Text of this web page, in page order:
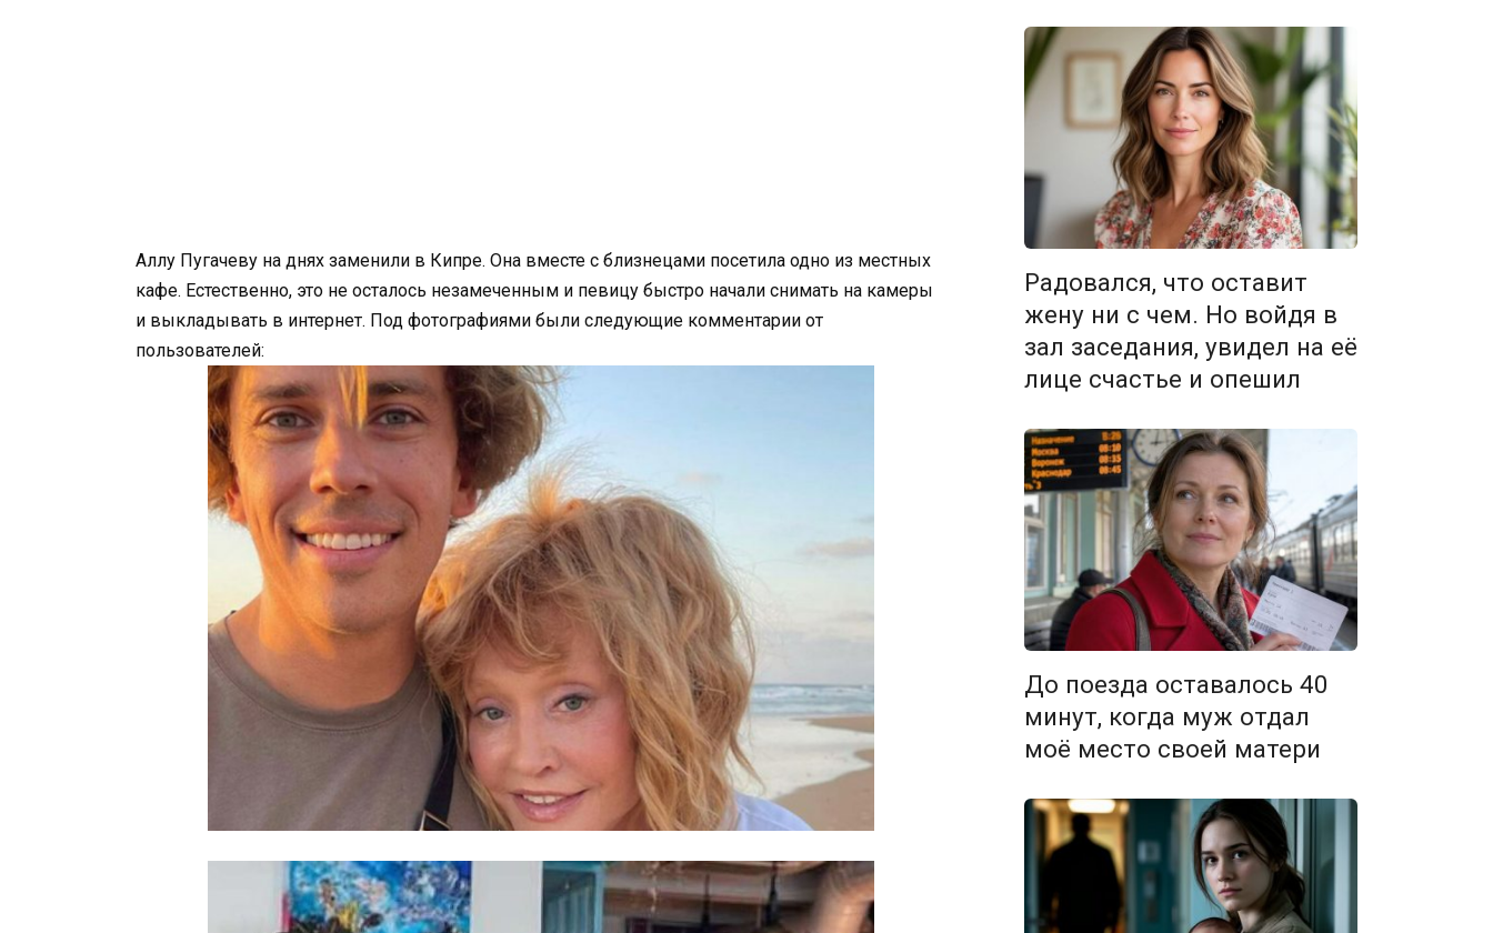
Аллу Пугачеву на днях заменили в Кипре. Она вместе с близнецами посетила одно из местных
кафе. Естественно, это не осталось незамеченным и певицу быстро начали снимать на камеры
и выкладывать в интернет. Под фотографиями были следующие комментарии от
пользователей:
Радовался, что оставит
жену ни с чем. Но войдя в
зал заседания, увидел на её
лице счастье и опешил
До поезда оставалось 40
минут, когда муж отдал
моё место своей матери